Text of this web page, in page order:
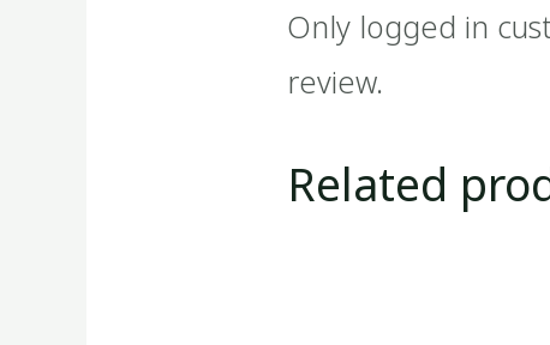
Only logged in
review.
Related